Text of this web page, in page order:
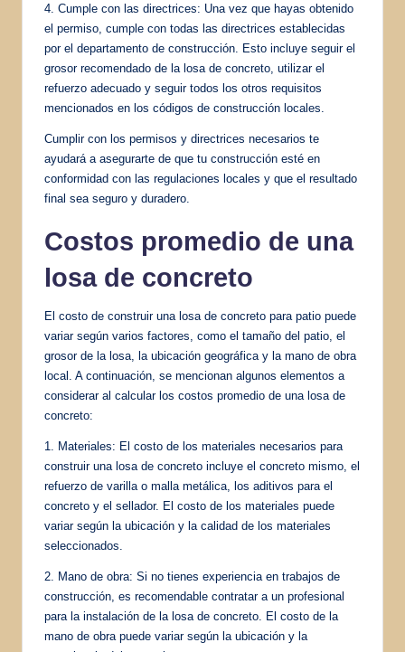
4. Cumple con las directrices: Una vez que hayas obtenido
el permiso, cumple con todas las directrices establecidas
por el departamento de construcción. Esto incluye seguir el
grosor recomendado de la losa de concreto, utilizar el
refuerzo adecuado y seguir todos los otros requisitos
mencionados en los códigos de construcción locales.
Cumplir con los permisos y directrices necesarios te
ayudará a asegurarte de que tu construcción esté en
conformidad con las regulaciones locales y que el resultado
final sea seguro y duradero.
Costos promedio de una
losa de concreto
El costo de construir una losa de concreto para patio puede
variar según varios factores, como el tamaño del patio, el
grosor de la losa, la ubicación geográfica y la mano de obra
local. A continuación, se mencionan algunos elementos a
considerar al calcular los costos promedio de una losa de
concreto:
1. Materiales: El costo de los materiales necesarios para
construir una losa de concreto incluye el concreto mismo, el
refuerzo de varilla o malla metálica, los aditivos para el
concreto y el sellador. El costo de los materiales puede
variar según la ubicación y la calidad de los materiales
seleccionados.
2. Mano de obra: Si no tienes experiencia en trabajos de
construcción, es recomendable contratar a un profesional
para la instalación de la losa de concreto. El costo de la
mano de obra puede variar según la ubicación y la